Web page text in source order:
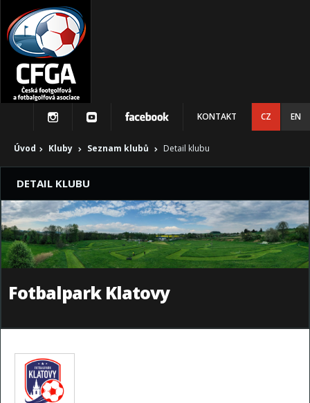
KONTAKT CZ EN
Úvod Kluby Seznam klubů Detail klubu
DETAIL KLUBU
Fotbalpark Klatovy